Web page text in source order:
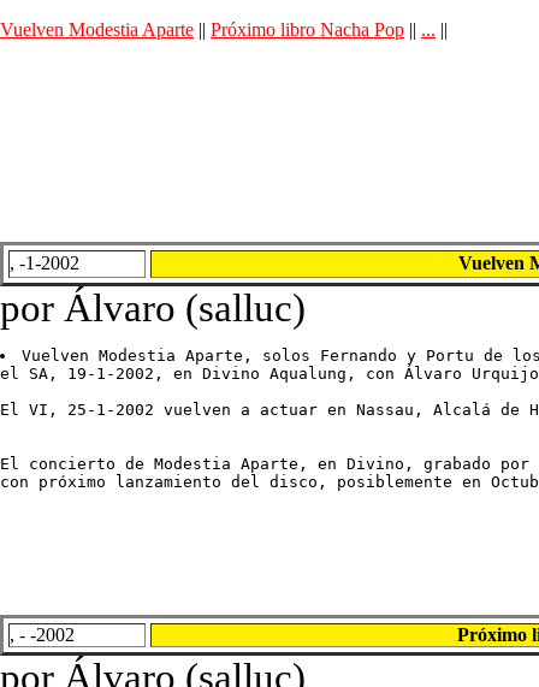
Vuelven Modestia Aparte || Próximo libro Nacha Pop || ... ||
, -1-2002 Vuelven
por Álvaro (salluc)
Vuelven Modestia Aparte, solos Fernando y Portu de
el SA, 19-1-2002, en Divino Aqualung, con Álvaro
El VI, 25-1-2002 vuelven a actuar en Nassau, Alcalá de
El concierto de Modestia Aparte, en Divino, grabado
con próximo lanzamiento del disco, posiblemente en
, - -2002 Próximo
por Álvaro (salluc)